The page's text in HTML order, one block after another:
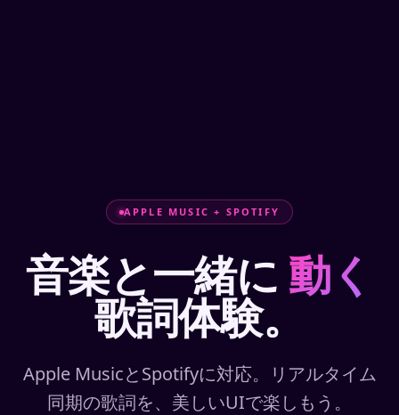
APPLE MUSIC + SPOTIFY
音楽と一緒に 動く
歌詞体験。
Apple MusicとSpotifyに対応。リアルタイム
同期の歌詞を、美しいUIで楽しもう。